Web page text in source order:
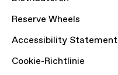
Reserve Wheels
Accessibility Statement
Cookie-Richtlinie